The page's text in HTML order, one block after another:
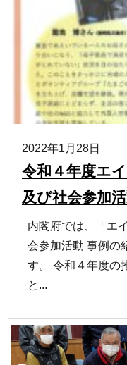
2022年1月28日
令和４年度エ
及び社会参加
内閣府では、「エ
会参加活動 事例の
す。 令和４年度の
と...